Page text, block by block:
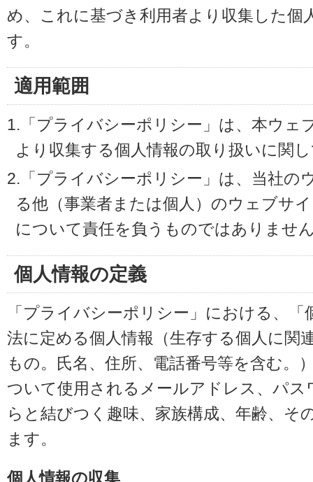
め、これに基づき利用者より収集した個
す。
適用範囲
1.「プライバシーポリシー」は、本ウェ
より収集する個人情報の取り扱いに関
2.「プライバシーポリシー」は、当社の
る他（事業者または個人）のウェブサ
について責任を負うものではありませ
個人情報の定義
「プライバシーポリシー」における、
法に定める個人情報（生存する個人に関
もの。氏名、住所、電話番号等を含む。
ついて使用されるメールアドレス、パ
らと結びつく趣味、家族構成、年齢、そ
ます。
個人情報の収集